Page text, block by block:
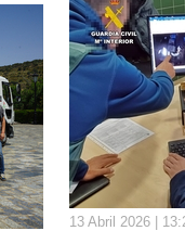
13 Abril 2026 |